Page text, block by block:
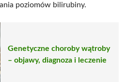
poziomów bilirubiny.
Genetyczne choroby wątroby
– objawy, diagnoza i leczenie